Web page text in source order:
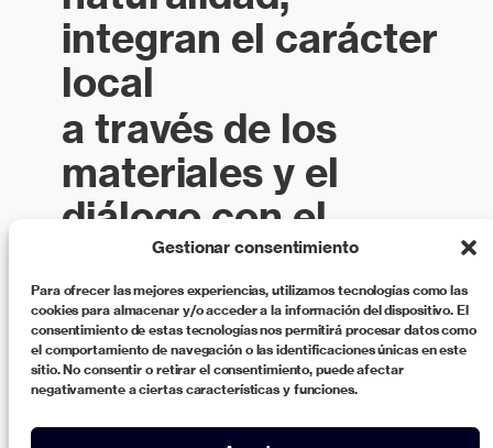
Gestionar consentimiento
Para ofrecer las mejores experiencias, utilizamos tecnologías como las
cookies para almacenar y/o acceder a la información del dispositivo. El
consentimiento de estas tecnologías nos permitirá procesar datos como
el comportamiento de navegación o las identificaciones únicas en este
sitio. No consentir o retirar el consentimiento, puede afectar
negativamente a ciertas características y funciones.
integran el carácter
local
a través de los
materiales y el
diálogo con el
entorno
y se conciben
desde una visión
sostenible.